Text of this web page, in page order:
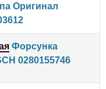
Оригинал
Форсунка
0280155746